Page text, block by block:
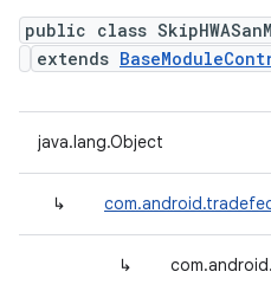
public class
extends
java.lang.Object
↳
↳